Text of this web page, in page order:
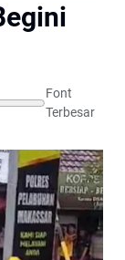
Font
Terbesar